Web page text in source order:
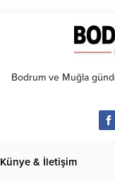
Bodrum ve Muğla
Künye & İletişim